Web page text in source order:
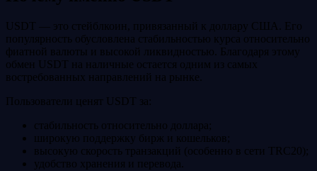
USDT — это стейблкоин, привязанный к доллару США. Его
популярность обусловлена стабильностью курса относительно
фиатной валюты и высокой ликвидностью. Благодаря этому
обмен USDT на наличные остается одним из самых
востребованных направлений на рынке.
Пользователи ценят USDT за:
стабильность относительно доллара;
широкую поддержку бирж и кошельков;
высокую скорость транзакций (особенно в сети TRC20);
удобство хранения и перевода.